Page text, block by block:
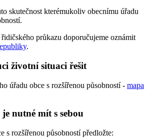
skutečnost kterémukoliv obecnímu úřadu
průkazu doporučujeme oznámit
.
životní situaci řešit
úřadu obce s rozšířenou působností - mapa
nutné mít s sebou
s rozšířenou působností předložte: